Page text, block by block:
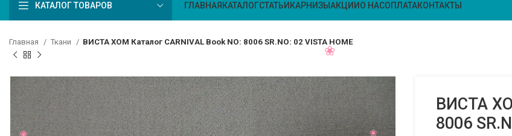
КАТАЛОГ ТОВАРОВ ГЛАВНАЯ КАТАЛОГСТАТЬИ КАРНИЗЫ АКЦИИ О НАСОПЛАТАКОНТАКТЫ
Главная Ткани ВИСТА ХОМ Каталог CARNIVAL Book NO: 8006 SR.NO: 02 VISTA HOME
ВИСТА
8006